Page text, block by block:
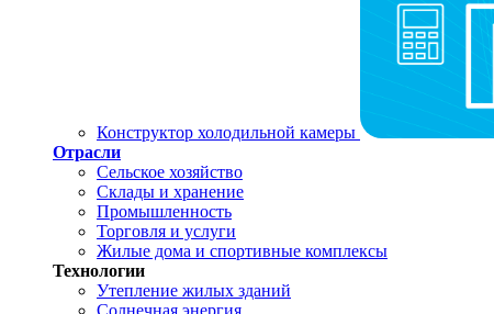
Конструктор холодильной камеры
Отрасли
Сельское хозяйство
Склады и хранение
Промышленность
Торговля и услуги
Жилые дома и спортивные комплексы
Технологии
Утепление жилых зданий
Солнечная энергия